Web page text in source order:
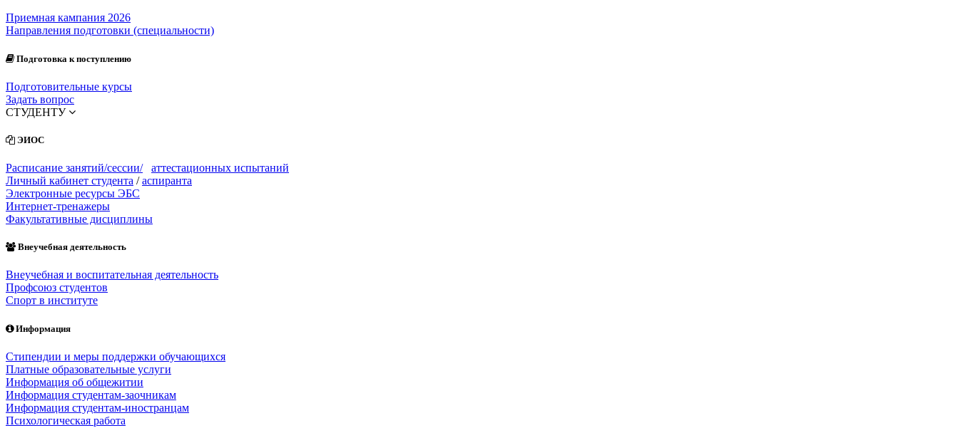
Приемная кампания 2026
Направления подготовки (специальности)
Подготовка к поступлению
Подготовительные курсы
Задать вопрос
СТУДЕНТУ
ЭИОС
Расписание занятий/сессии/
аттестационных испытаний
Личный кабинет студента /аспиранта
Электронные ресурсы ЭБС
Интернет-тренажеры
Факультативные дисциплины
Внеучебная деятельность
Внеучебная и воспитательная деятельность
Профсоюз студентов
Спорт в институте
Информация
Стипендии и меры поддержки обучающихся
Платные образовательные услуги
Информация об общежитии
Информация студентам-заочникам
Информация студентам-иностранцам
Психологическая работа